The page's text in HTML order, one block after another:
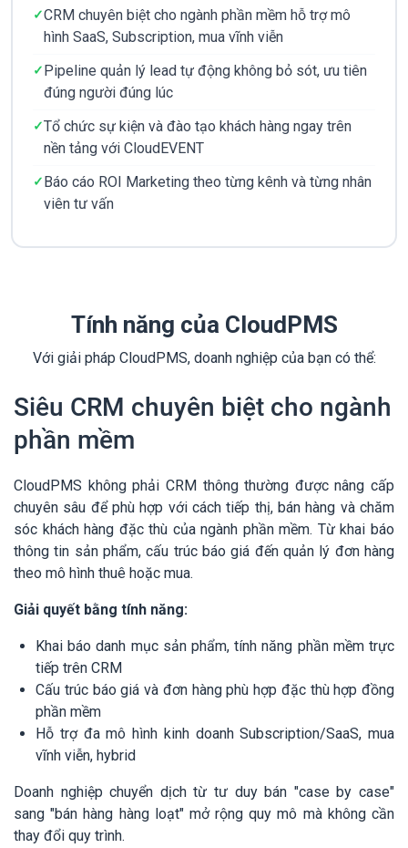
CRM chuyên biệt cho ngành phần mềm hỗ trợ mô
hình SaaS, Subscription, mua vĩnh viễn
Pipeline quản lý lead tự động không bỏ sót, ưu tiên
đúng người đúng lúc
Tổ chức sự kiện và đào tạo khách hàng ngay trên
nền tảng với CloudEVENT
Báo cáo ROI Marketing theo từng kênh và từng nhân
viên tư vấn
Tính năng của CloudPMS
Với giải pháp CloudPMS, doanh nghiệp của bạn có thể:
Siêu CRM chuyên biệt cho ngành
phần mềm
CloudPMS không phải CRM thông thường được nâng cấp
chuyên sâu để phù hợp với cách tiếp thị, bán hàng và chăm
sóc khách hàng đặc thù của ngành phần mềm. Từ khai báo
thông tin sản phẩm, cấu trúc báo giá đến quản lý đơn hàng
theo mô hình thuê hoặc mua.
Giải quyết bằng tính năng:
Khai báo danh mục sản phẩm, tính năng phần mềm trực
tiếp trên CRM
Cấu trúc báo giá và đơn hàng phù hợp đặc thù hợp đồng
phần mềm
Hỗ trợ đa mô hình kinh doanh Subscription/SaaS, mua
vĩnh viễn, hybrid
Doanh nghiệp chuyển dịch từ tư duy bán "case by case"
sang "bán hàng hàng loạt" mở rộng quy mô mà không cần
thay đổi quy trình.